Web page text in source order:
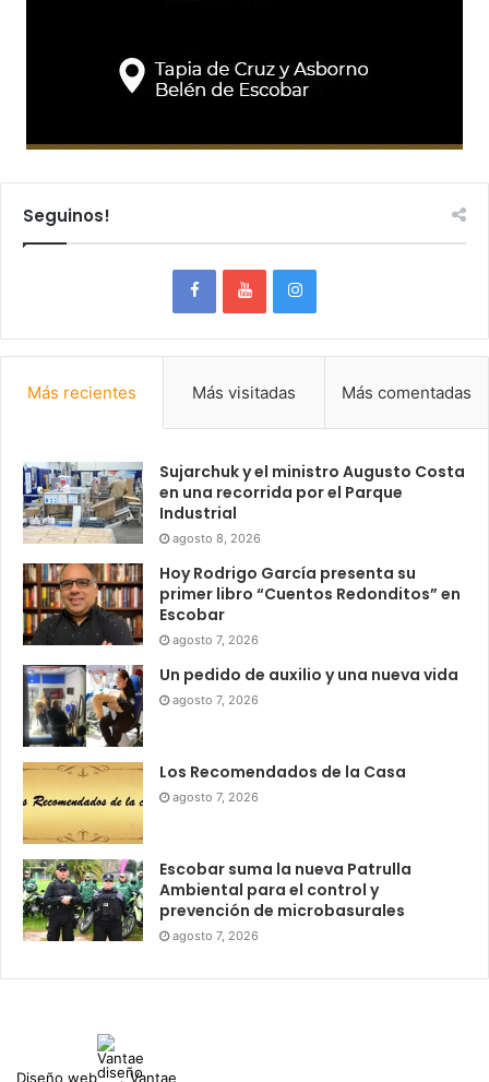
Seguinos!
Más recientes Más visitadas Más comentadas
Sujarchuk y el ministro Augusto Costa
en una recorrida por el Parque
Industrial
agosto 8, 2026
Hoy Rodrigo García presenta su
primer libro “Cuentos Redonditos” en
Escobar
agosto 7, 2026
Un pedido de auxilio y una nueva vida
agosto 7, 2026
Los Recomendados de la Casa
agosto 7, 2026
Escobar suma la nueva Patrulla
Ambiental para el control y
prevención de microbasurales
agosto 7, 2026
Diseño web Vantae